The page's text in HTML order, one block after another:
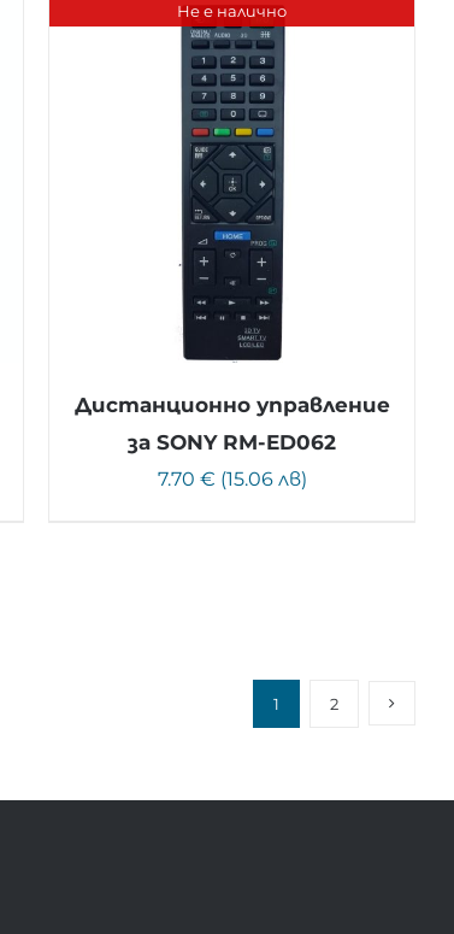
Не е налично
Дистанционно управление
за SONY RM-ED062
7.70 € (15.06 лв)
1 2